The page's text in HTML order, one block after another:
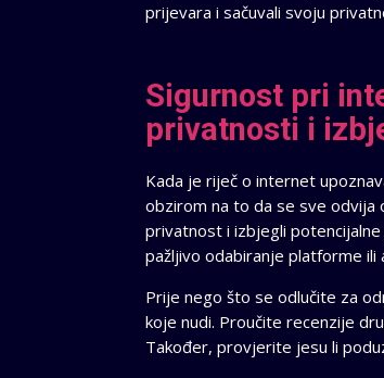
prijevara i sačuvali svoju
Sigurnost pri
privatnosti i
Kada je riječ o internet
obzirom na to da se sve odvija
privatnost i izbjegli
pažljivo odabiranje platforme
Prije nego što se odlučite za
koje nudi. Proučite recenzije
Također, provjerite jesu li